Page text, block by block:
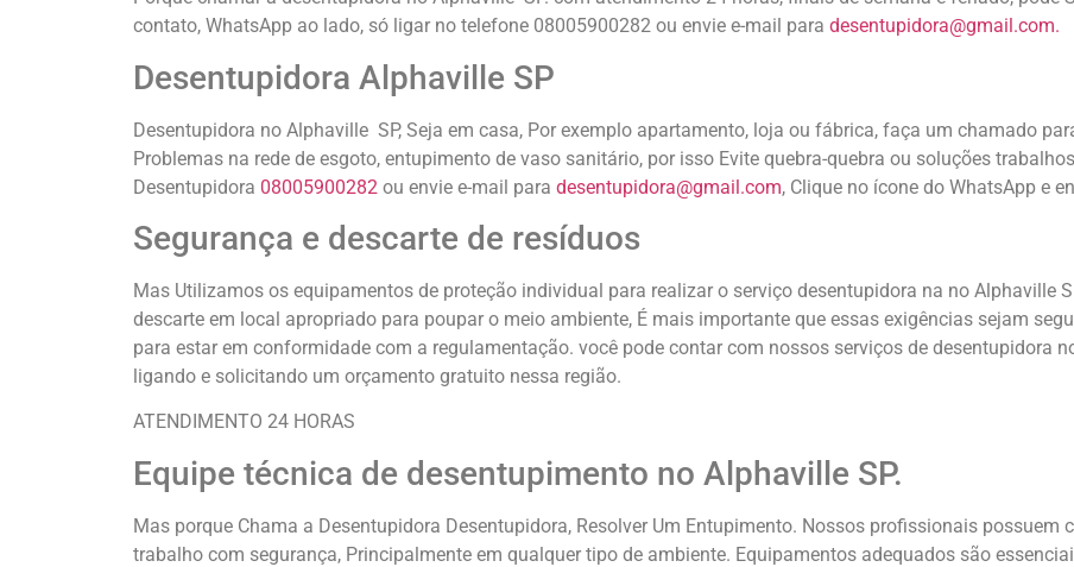
contato, WhatsApp ao lado, só ligar no telefone 08005900282 ou envie e-mail para desentupidora@gmail.com.
Desentupidora Alphaville SP
Desentupidora no Alphaville SP, Seja em casa, Por exemplo apartamento, loja ou fábrica, faça um chamado
Problemas na rede de esgoto, entupimento de vaso sanitário, por isso Evite quebra-quebra ou soluções
Desentupidora 08005900282 ou envie e-mail para desentupidora@gmail.com, Clique no ícone do WhatsApp e
Segurança e descarte de resíduos
Mas Utilizamos os equipamentos de proteção individual para realizar o serviço desentupidora na no Alphaville
descarte em local apropriado para poupar o meio ambiente, É mais importante que essas exigências sejam
para estar em conformidade com a regulamentação. você pode contar com nossos serviços de desentupidora
ligando e solicitando um orçamento gratuito nessa região.
ATENDIMENTO 24 HORAS
Equipe técnica de desentupimento no Alphaville SP.
Mas porque Chama a Desentupidora Desentupidora, Resolver Um Entupimento. Nossos profissionais
trabalho com segurança, Principalmente em qualquer tipo de ambiente. Equipamentos adequados são